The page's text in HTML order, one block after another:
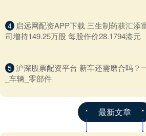
4 启远网配资APP下载 三生制药获汇添
司增持149.25万股 每股作价28.1794港元
5 沪深股票配资平台 新车还需磨合吗？
_车辆_零部件
最新文章